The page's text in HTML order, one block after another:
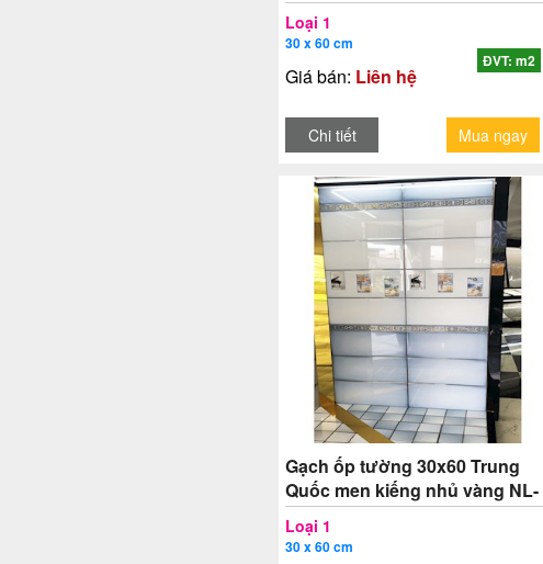
Loại 1
30 x 60 cm
Giá bán: Liên hệ
ĐVT: m2
Chi tiết Mua ngay
Gạch ốp tường 30x60 Trung
Quốc men kiếng nhủ vàng NL-
TAT1
Loại 1
30 x 60 cm